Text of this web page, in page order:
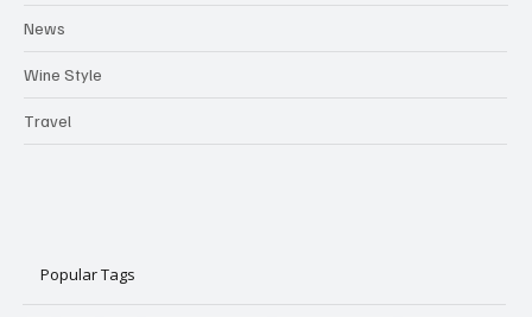
News
Wine Style
Travel
Popular Tags